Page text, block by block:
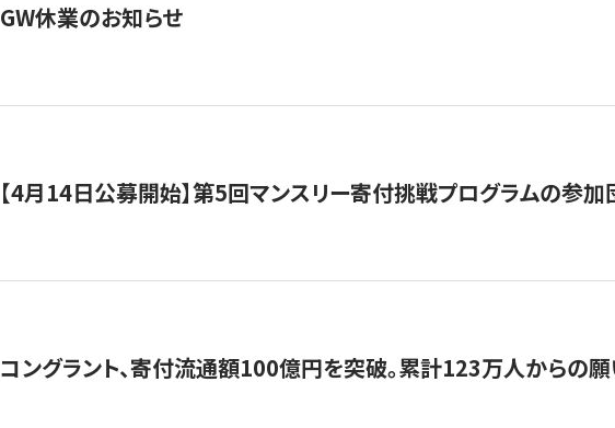
GW休業のお知らせ
【4月14日公募開始】第5回マンスリー寄付挑戦プログラムの参
コングラント、寄付流通額100億円を突破。累計123万人からの